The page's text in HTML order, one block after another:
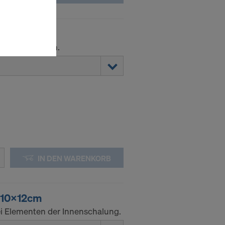
Elementen.
IN DEN WARENKORB
Elementen der Innenschalung.
Sie der
indem